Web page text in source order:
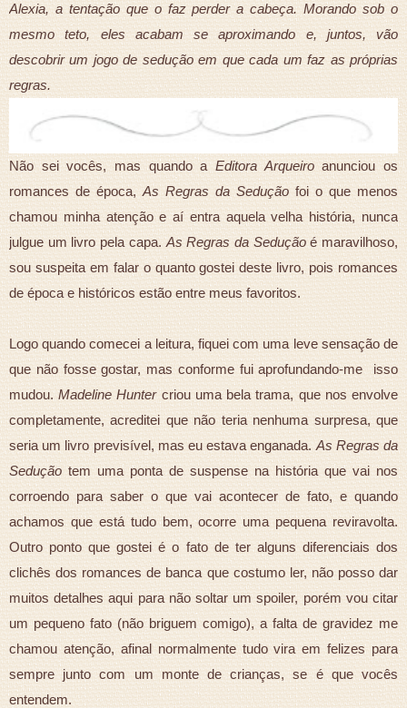
Alexia, a tentação que o faz perder a cabeça. Morando sob o
mesmo teto, eles acabam se aproximando e, juntos, vão
descobrir um jogo de sedução em que cada um faz as próprias
regras.
Não sei vocês, mas quando a Editora Arqueiroanunciou os
romances de época, As Regras da Sedução foi o que menos
chamou minha atenção e aí entra aquela velha história, nunca
julgue um livro pela capa.As Regras da Seduçãoé maravilhoso,
sou suspeita em falar o quanto gostei deste livro, pois romances
de época e históricos estão entre meus favoritos.
Logo quando comecei a leitura, fiquei com uma leve sensação de
que não fosse gostar, mas conforme fui aprofundando-me isso
mudou.Madeline Huntercriou uma bela trama, que nos envolve
completamente, acreditei que não teria nenhuma surpresa, que
seria um livro previsível, mas eu estava enganada. As Regras da
Sedução tem uma ponta de suspense na história que vai nos
corroendo para saber o que vai acontecer de fato, e quando
achamos que está tudo bem, ocorre uma pequena reviravolta.
Outro ponto que gostei é o fato de ter alguns diferenciais dos
clichês dos romances de banca que costumo ler, não posso dar
muitos detalhes aqui para não soltar um spoiler, porém vou citar
um pequeno fato (não briguem comigo), a falta de gravidez me
chamou atenção, afinal normalmente tudo vira em felizes para
sempre junto com um monte de crianças, se é que vocês
entendem.